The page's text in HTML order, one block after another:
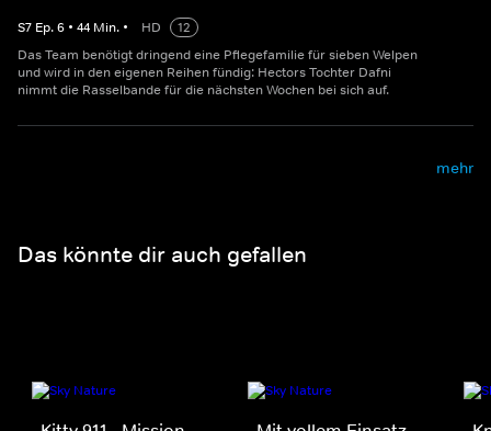
S7 Ep.6 • 44 Min. • HD
12
Das Team benötigt dringend eine Pflegefamilie für sieben Welpen
und wird in den eigenen Reihen fündig: Hectors Tochter Dafni
nimmt die Rasselbande für die nächsten Wochen bei sich auf.
mehr
Das könnte dir auch gefallen